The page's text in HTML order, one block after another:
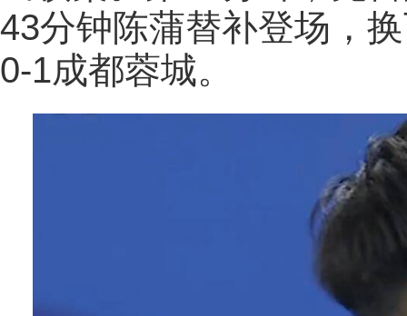
43分钟陈蒲替补登场，
0-1成都蓉城。